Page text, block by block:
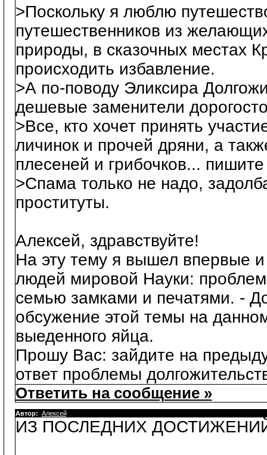
>Поскольку я люблю
путешественников из
природы, в сказочных местах
происходить избавление.
>А по-поводу Эликсира
дешевые заменители
>Все, кто хочет принять
личинок и прочей дряни, а
плесеней и грибочков...
>Cпама только не надо,
проституты.
Алексей, здравствуйте!
На эту тему я вышел впервые
людей мировой Науки:
семью замками и печатями. -
обсужение этой темы на
выеденного яйца.
Прошу Вас: зайдите на
ответ проблемы
Ответить на сообщение »
Автор: Алексей
ИЗ ПОСЛЕДНИХ